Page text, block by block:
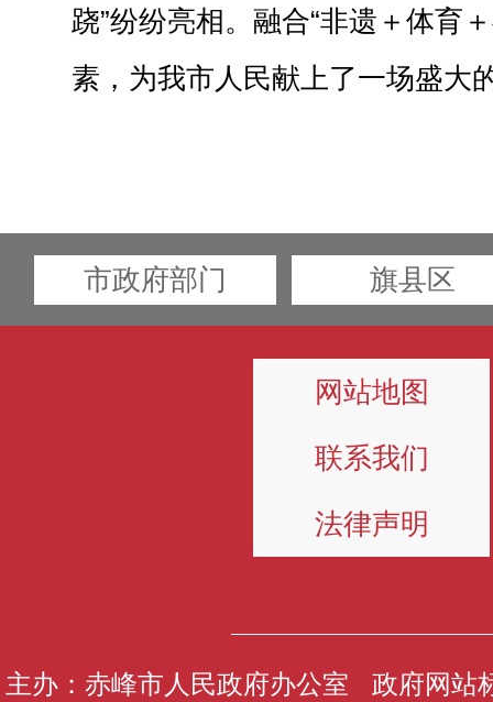
跷”纷纷亮相。融合“非遗＋体育
素，为我市人民献上了一场盛大
市政府部门 旗县区
网站地图
联系我们
法律声明
主办：赤峰市人民政府办公室 政府网站